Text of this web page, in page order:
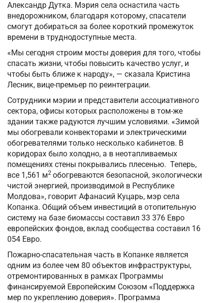
Александр Дутка. Мэрия села оснастила часть
внедорожником, благодаря которому, спасатели
смогут добираться за более короткий промежуток
времени в труднодоступные места.
«Мы сегодня строим мосты доверия для того, чтобы
спасать жизни, чтобы повысить качество услуг, и
чтобы быть ближе к народу», — сказала Кристина
Лесник, вице-премьер по реинтеграции.
Сотрудники мэрии и представители ассоциативного
сектора, офисы которых расположены в том-же
здании также радуются лучшим условиями. «Зимой
мы обогревали конвекторами и электрическими
обогревателями только несколько кабинетов. В
коридорах было холодно, а в неотапливаемых
помещениях стены покрывались плесенью. Теперь,
все 1,561 м2 обогреваются безопасной, экологически
чистой энергией, производимой в Республике
Молдова», говорит Афанасий Куцарь, мэр села
Копанка. Общий объем инвестиций в отопительную
систему на базе биомассы составил 33 376 Евро
европейских фондов, вклад сообщества составил 16
054 Евро.
Пожарно-спасательная часть в Копанке является
одним из более чем 80 объектов инфраструктуры,
отремонтированных в рамках Программы
финансируемой Европейским Союзом «Поддержка
мер по укреплению доверия». Программа